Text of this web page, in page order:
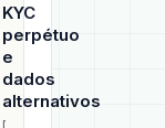
KYC
perpétuo
e
dados
alternativos